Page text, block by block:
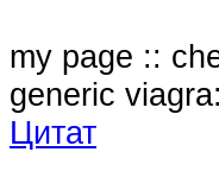
my page ::
generic
Цитат